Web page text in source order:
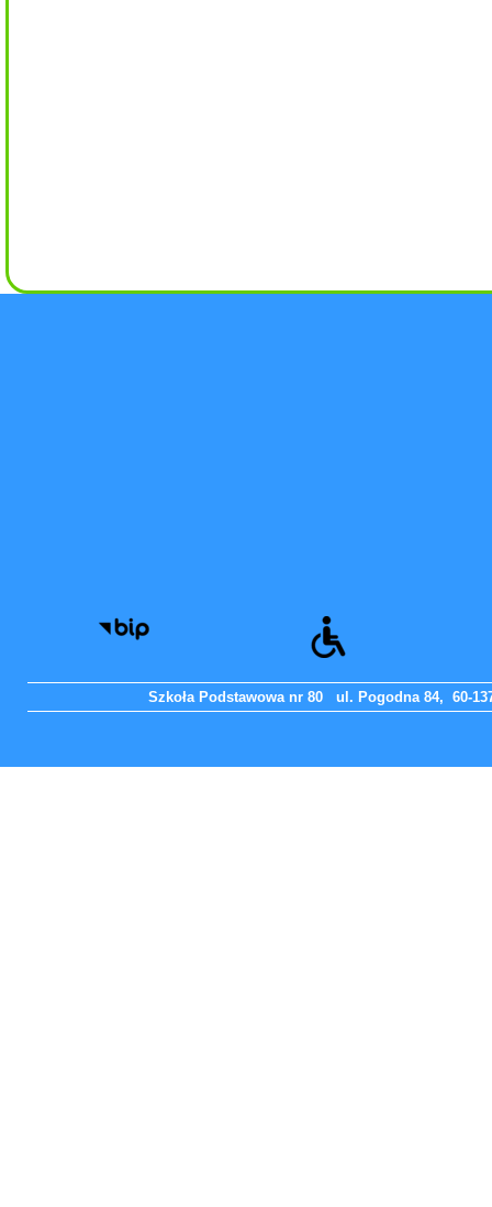
Szkoła Podstawowa nr 80 ul. Pogodna 84, 60-